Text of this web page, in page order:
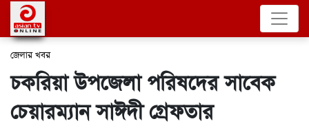
জেলার খবর
চকরিয়া উপজেলা পরিষদের সাবেক
চেয়ারম্যান সাঈদী গ্রেফতার